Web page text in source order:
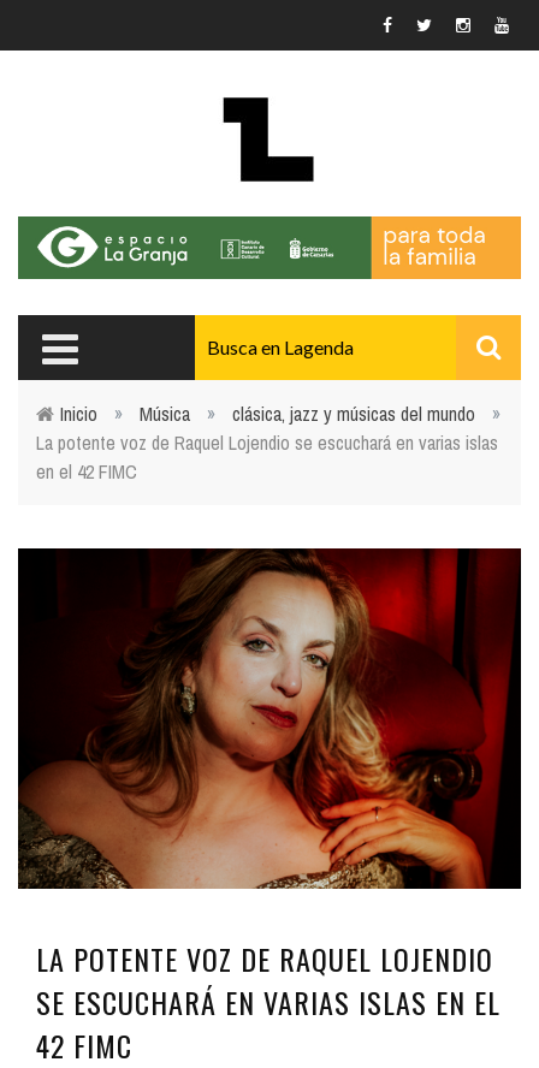
Usted está aquí
Inicio » Música » clásica, jazz y músicas del mundo
»
La potente voz de Raquel Lojendio se escuchará en varias islas
en el 42 FIMC
LA POTENTE VOZ DE RAQUEL LOJENDIO
SE ESCUCHARÁ EN VARIAS ISLAS EN EL
42 FIMC